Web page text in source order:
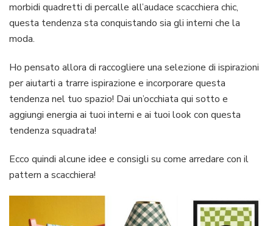
morbidi quadretti di percalle all’audace scacchiera chic,
questa tendenza sta conquistando sia gli interni che la
moda.
Ho pensato allora di raccogliere una selezione di ispirazioni
per aiutarti a trarre ispirazione e incorporare questa
tendenza nel tuo spazio! Dai un’occhiata qui sotto e
aggiungi energia ai tuoi interni e ai tuoi look con questa
tendenza squadrata!
Ecco quindi alcune idee e consigli su come arredare con il
pattern a scacchiera!